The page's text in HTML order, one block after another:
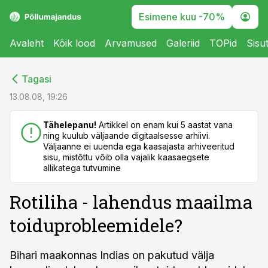
Esimene kuu -70%
Avaleht Kõik lood Arvamused Galeriid TOPid
Tagasi
13.08.08, 19:26
Tähelepanu! Artikkel on enam kui 5 aastat vana
ning kuulub väljaande digitaalsesse arhiivi.
Väljaanne ei uuenda ega kaasajasta arhiveeritud
sisu, mistõttu võib olla vajalik kaasaegsete
allikatega tutvumine
Rotiliha - lahendus maailma
toiduprobleemidele?
Bihari maakonnas Indias on pakutud välja